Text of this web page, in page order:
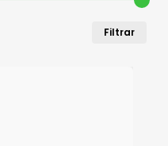
Filtrar